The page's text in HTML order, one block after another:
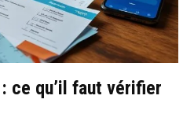
ce qu’il faut vérifier